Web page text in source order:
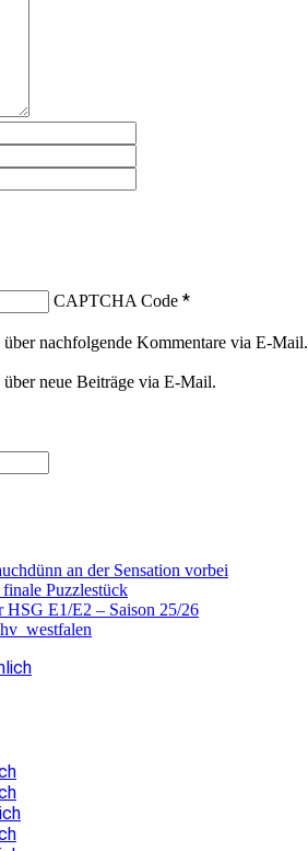
CAPTCHA Code *
nachfolgende Kommentare via E-Mail.
neue Beiträge via E-Mail.
an der Sensation vorbei
Puzzlestück
HSG E1/E2 – Saison 25/26